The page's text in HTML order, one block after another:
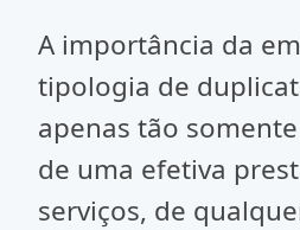
A importância da
tipologia de
apenas tão
de uma efetiva
serviços, de